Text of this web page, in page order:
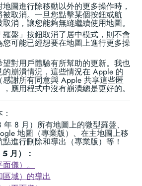
圖進行除移動以外的更多操作時，
被取消。一旦您點擊某個按鈕或航
消，讓您能夠無縫繼續使用地圖。
盤」按鈕取消了居中模式，則不會
您可能已經想要在地圖上進行更多操
對用戶體驗有所幫助的更新。我也
崩潰情況，這些情況在 Apple 的
謝所有同意與 Apple 共享這些匿
應用程式中沒有崩潰總是更好的。
年 8 月）所有地圖上的微型羅盤、
地圖（專業版）、在主地圖上移
進行刪除和導出（專業版）等！
月）：
儀）。
域）的導出